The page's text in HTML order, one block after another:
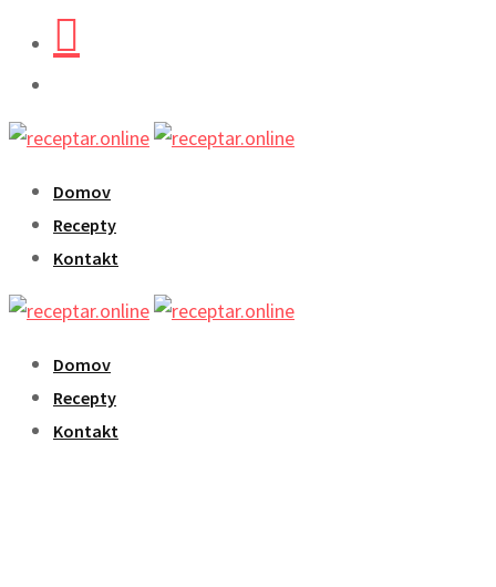
Skip
Domov
Recepty
Kontakt
Domov
Recepty
Kontakt